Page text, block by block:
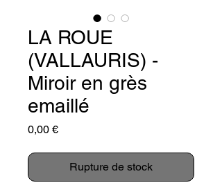
LA ROUE
(VALLAURIS) -
Miroir en grès
emaillé
0,00 €Prix
Rupture de stock